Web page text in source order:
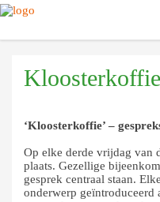
‘Kloosterkoffie’ –
Op elke derde vrijdag van
plaats. Gezellige
gesprek centraal staan.
onderwerp geïntroduceerd